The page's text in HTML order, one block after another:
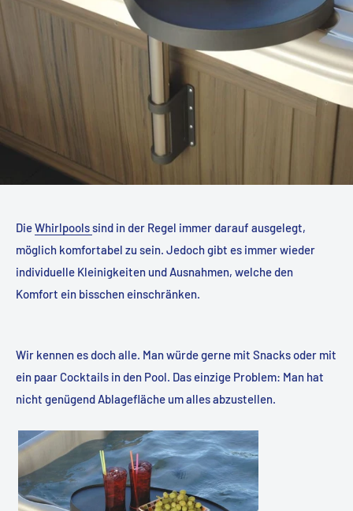
DieWhirlpoolssind in der Regel immer darauf ausgelegt,
möglich komfortabel zu sein. Jedoch gibt es immer wieder
individuelle Kleinigkeiten und Ausnahmen, welche den
Komfort ein bisschen einschränken.
Wir kennen es doch alle. Man würde gerne mit Snacks oder mit
ein paar Cocktails in den Pool. Das einzige Problem: Man hat
nicht genügend Ablagefläche um alles abzustellen.